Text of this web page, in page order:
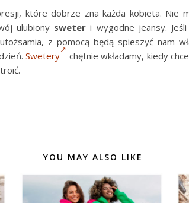
które dobrze zna każda kobieta. Nie
ulubiony sweter i wygodne jeansy.
z pomocą będą spieszyć nam
Swetery
chętnie wkładamy, kiedy
YOU MAY ALSO LIKE